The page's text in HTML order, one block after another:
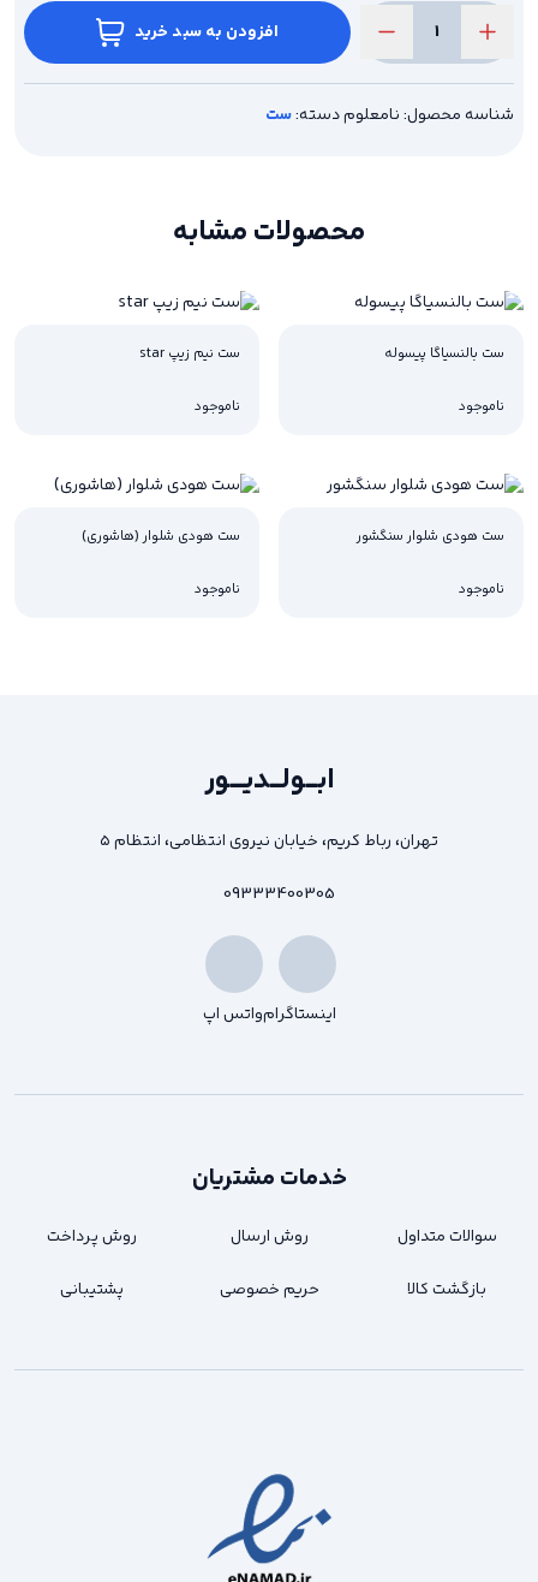
ست
دونخ
لاکرا
boys
افزودن به سبد خرید
شناسه محصول:نامعلومدسته:ست
محصولات مشابه
ست بالنسیاگا پیسوله
ناموجود
ست نیم زیپ star
ناموجود
ست هودی شلوار سنگشور
ناموجود
ست هودی شلوار (هاشوری)
ناموجود
ابـــولـــدیــــور
تهران، رباط کریم، خیابان نیروی انتظامی، انتظام ۵
09333400305
اینستاگرامواتس اپ
خدمات مشتریان
سوالات متداول روش ارسال
روش پرداخت
بازگشت کالا
حریم خصوصی پشتیبانی